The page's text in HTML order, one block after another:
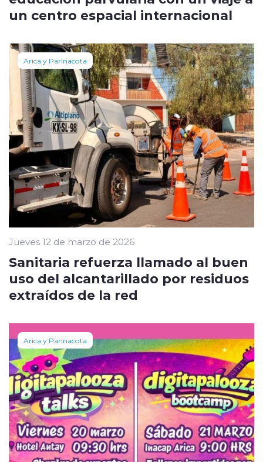
un centro espacial internacional
Arica y Parinacota
Jueves 12 de marzo de 2026
Sanitaria refuerza llamado al buen
uso del alcantarillado por residuos
extraídos de la red
Arica y Parinacota